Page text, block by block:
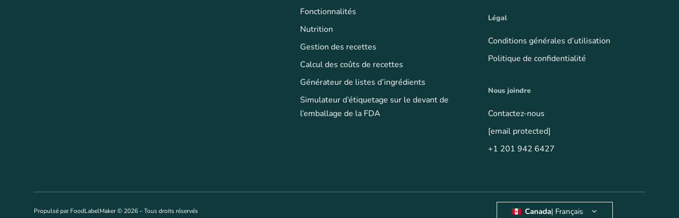
Fonctionnalités
Nutrition
Gestion des recettes
Calcul des coûts de recettes
Générateur de listes d’ingrédients
Simulateur d’étiquetage sur le devant de
l’emballage de la FDA
Légal
Conditions générales d’utilisation
Politique de confidentialité
Nous joindre
Contactez-nous
[email protected]
+1 201 942 6427
Propulsé par FoodLabelMaker © 2026 – Tous droits réservés Canada| Français